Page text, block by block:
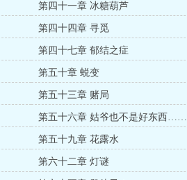
第四十一章 冰糖葫芦
第四十四章 寻觅
第四十七章 郁结之症
第五十章 蜕变
第五十三章 赌局
第五十六章 姑爷也不是好东西……
第五十九章 花露水
第六十二章 灯谜